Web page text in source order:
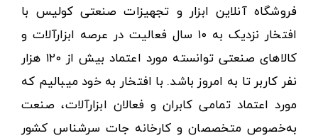
فروشگاه آنلاین ابزار و تجهیزات صنعتی کولیس با
افتخار نزدیک به ۱۰ سال فعالیت در عرصه ابزارآلات و
کالاهای صنعتی توانسته مورد اعتماد بیش از ۱۲۰ هزار
نفر کاربر تا به امروز باشد. با افتخار به خود میبالیم که
مورد اعتماد تمامی کابران و فعالان ابزارآلات، صنعت
به‌خصوص متخصصان و کارخانه جات سرشناس کشور